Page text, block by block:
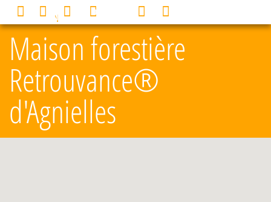
Maison forestière
Retrouvance®
d'Agnielles
MENU 0
Panneau de gestion des cookies